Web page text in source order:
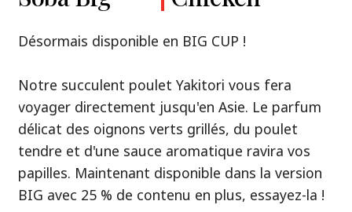
Trois univers de saveurs, un seul objectif : le
vrai ramen de niveau restaurant – sans le
restaurant.
Avec Nissin Ramen Premium, découvrez le
plaisir du ramen japonais comme jamais
Désormais disponible en BIG CUP !
Notre succulent poulet Yakitori vous fera
voyager directement jusqu'en Asie. Le parfum
délicat des oignons verts grillés, du poulet
tendre et d'une sauce aromatique ravira vos
papilles. Maintenant disponible dans la version
BIG avec 25 % de contenu en plus, essayez-la !
Notre recommandation: découvrez le goût de
Ramen !
Une soupe ramen qui, comme la cuisine
thaïlandaise elle-même, est synonyme
d'équilibre parfait et d'harmonie gustative.
La saveur de poulet caramélisé combinée aux